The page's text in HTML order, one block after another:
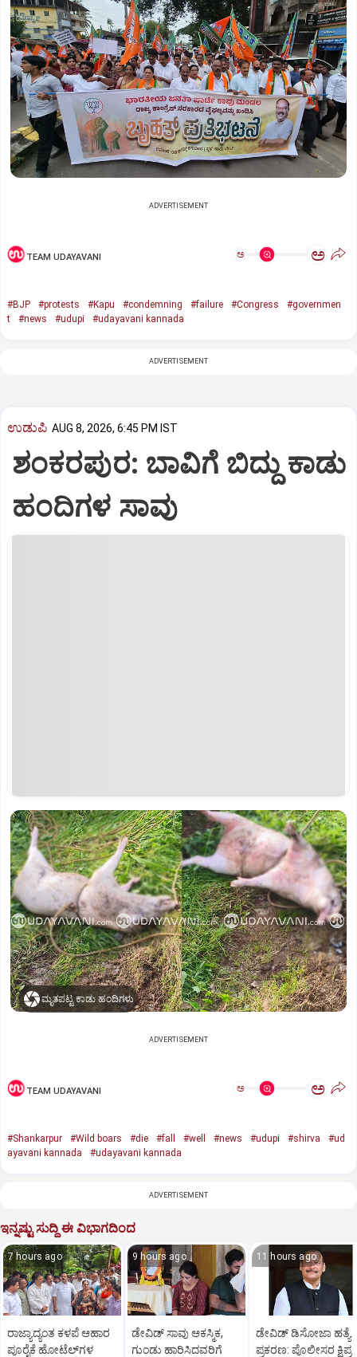
ADVERTISEMENT
TEAM UDAYAVANI ಅ ಅ
#BJP #protests #Kapu #condemning #failure #Congress
#governmen
t
#news #udupi #udayavani kannada
ADVERTISEMENT
ಉಡುಪಿ AUG 8, 2026, 6:45 PM IST
ಶಂಕರಪುರ: ಬಾವಿಗೆ ಬಿದ್ದು ಕಾಡು
ಹಂದಿಗಳ ಸಾವು
ಮೃತಪಟ್ಟ ಕಾಡು ಹಂದಿಗಳು
ADVERTISEMENT
TEAM UDAYAVANI ಅ ಅ
#Shankarpur #Wild boars #die #fall #well #news #udupi #shirva
#ud
ayavani kannada
#udayavani kannada
ADVERTISEMENT
ಇನ್ನಷ್ಟು ಸುದ್ದಿ ಈ ವಿಭಾಗದಿಂದ
7 hours ago
ರಾಜ್ಯಾದ್ಯಂತ ಕಳಪೆ ಆಹಾರ
ಪೂರೈಕೆ ಹೋಟೆಲ್‌ಗಳ
9 hours ago
ಡೇವಿಡ್ ಸಾವು ಆಕಸ್ಮಿಕ,
ಗುಂಡು ಹಾರಿಸಿದವರಿಗೆ
11 hours ago
ಡೇವಿಡ್ ಡಿಸೋಜಾ ಹತ್ಯೆ
ಪ್ರಕರಣ: ಪೊಲೀಸರ ಕ್ಷಿಪ್ರ